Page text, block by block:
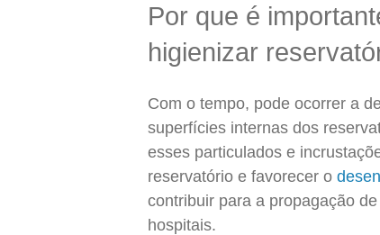
Por que é
higienizar
Com o tempo, pode ocorrer a
superfícies internas dos
esses particulados e
reservatório e favorecer o
contribuir para a propagação
hospitais.